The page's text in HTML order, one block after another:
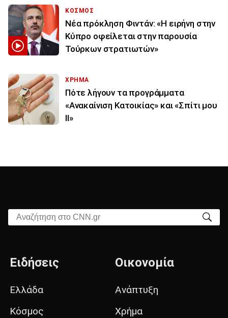
ΚΟΣΜΟΣ
Νέα πρόκληση Φιντάν: «Η ειρήνη στην
Κύπρο οφείλεται στην παρουσία
Τούρκων στρατιωτών»
ΧΡΗΜΑ
Πότε λήγουν τα προγράμματα
«Ανακαίνιση Κατοικίας» και «Σπίτι μου
ΙΙ»
Αναζήτηση στο CNN.gr
Ειδήσεις
Ελλάδα
Κόσμος
Οικονομία
Ανάπτυξη
Χρήμα